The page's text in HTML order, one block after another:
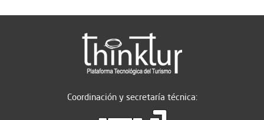
Coordinación y secretaría técnica: